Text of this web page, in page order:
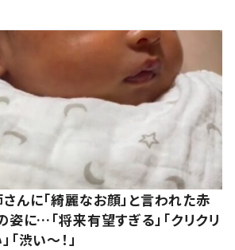
んに「綺麗なお顔」と言われた赤
に…「将来有望すぎる」「クリクリ
渋い～！」